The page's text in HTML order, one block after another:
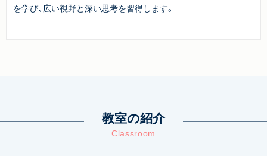
を学び、広い視野と深い思考を習得します。
教室の紹介
Classroom